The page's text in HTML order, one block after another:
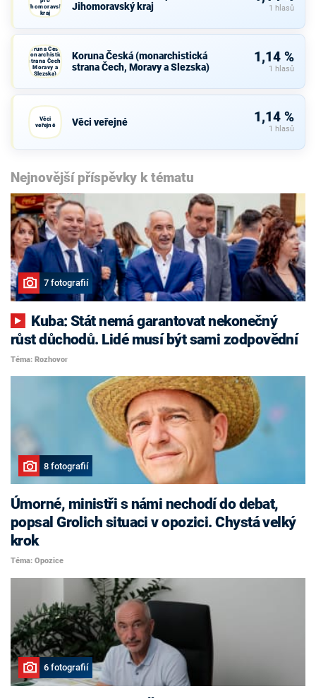
Jihomoravský
kraj
Jihomoravský kraj
1 hlasů
Koruna Česká
(monarchistická
strana Čech,
Moravy a
Slezska)
Koruna Česká (monarchistická
strana Čech, Moravy a Slezska)
1,14 %
1 hlasů
Věci
veřejné
Věci veřejné 1,14 %
1 hlasů
Nejnovější příspěvky k tématu
7 fotografií
růst důchodů. Lidé musí být sami zodpovědní
Téma: Rozhovor
8 fotografií
Úmorné, ministři s námi nechodí do debat,
popsal Grolich situaci v opozici. Chystá velký
krok
Téma: Opozice
6 fotografií